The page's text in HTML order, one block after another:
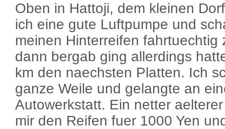
Oben in Hattoji, dem kleinen
ich eine gute Luftpumpe und
meinen Hinterreifen fahrtuechtig
dann bergab ging allerdings
km den naechsten Platten. Ich
ganze Weile und gelangte an
Autowerkstatt. Ein netter
mir den Reifen fuer 1000 Yen